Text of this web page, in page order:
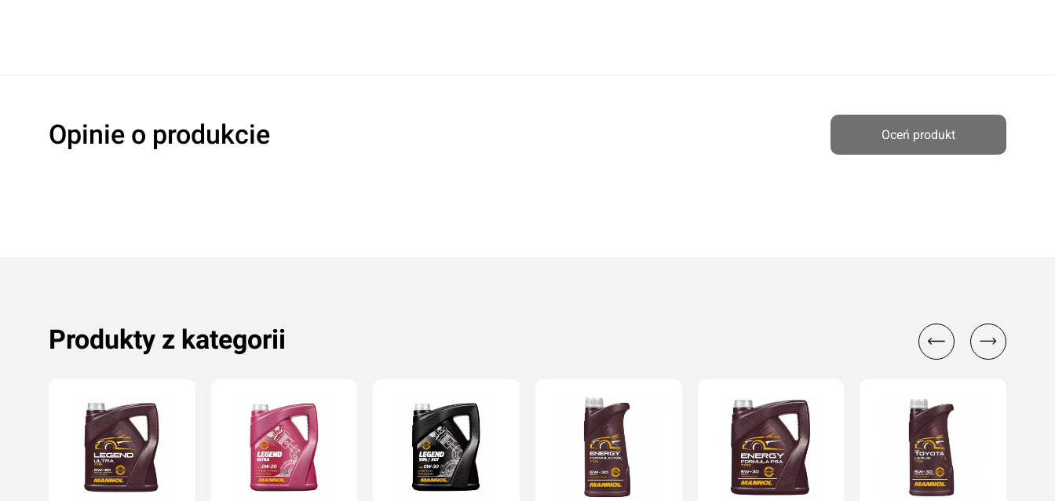
Opinie o produkcie Oceń produkt
Produkty z kategorii